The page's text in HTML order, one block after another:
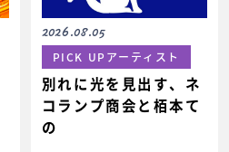
2026.08.05
PICK UPアーティスト
別れに光を見出す、ネ
コランプ商会と栢本て
の